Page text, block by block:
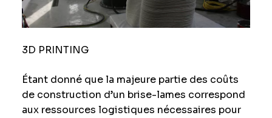
3D PRINTING
Étant donné que la majeure partie des coûts
de construction d’un brise-lames correspond
aux ressources logistiques nécessaires pour